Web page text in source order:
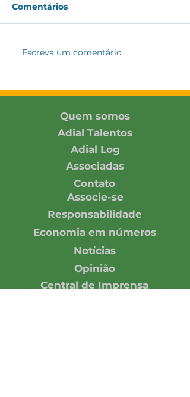
ADIAL amplia
conexões com
no SIAVS 2026
Comentários
Escreva um comentário
Quem somos
Adial Talentos
Adial Log
Associadas
Contato
Associe-se
Responsabilidade
Economia em números
Notícias
Opinião
Central de Imprensa